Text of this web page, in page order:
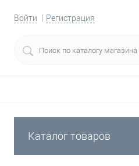
Войти Регистрация
Каталог товаров